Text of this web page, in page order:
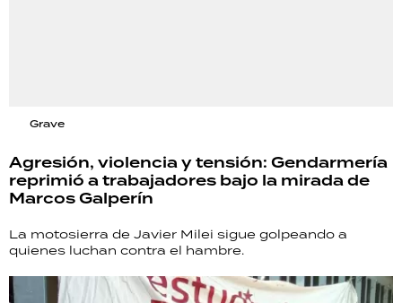
Grave
Agresión, violencia y tensión: Gendarmería
reprimió a trabajadores bajo la mirada de
Marcos Galperín
La motosierra de Javier Milei sigue golpeando a
quienes luchan contra el hambre.